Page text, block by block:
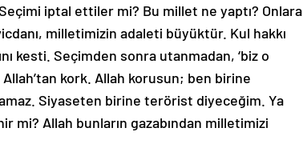
iptal ettiler mi? Bu millet ne yaptı? Onlara
milletimizin adaleti büyüktür. Kul hakkı
kesti. Seçimden sonra utanmadan, ‘biz o
Allah’tan kork. Allah korusun; ben birine
Siyaseten birine terörist diyeceğim. Ya
mi? Allah bunların gazabından milletimizi